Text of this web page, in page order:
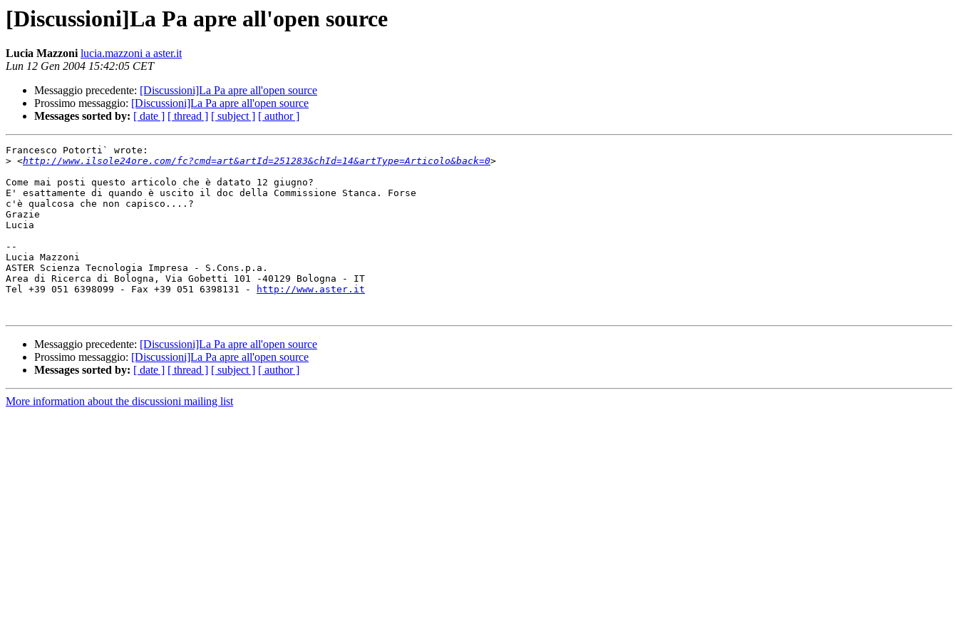
[Discussioni]La Pa apre all'open source
Lucia Mazzoni lucia.mazzoni a aster.it
Lun 12 Gen 2004 15:42:05 CET
Messaggio precedente: [Discussioni]La Pa apre all'open source
Prossimo messaggio: [Discussioni]La Pa apre all'open source
Messages sorted by: [ date ] [ thread ] [ subject ] [ author ]
Francesco Potorti` wrote:
> <http://www.ilsole24ore.com/fc?cmd=art&artId=251283&chId=14&artType=Articolo&back=0
Come mai posti questo articolo che è datato 12 giugno?
E' esattamente di quando è uscito il doc della Commissione Stanca. Forse
c'è qualcosa che non capisco....?
Grazie
Lucia
--
Lucia Mazzoni
ASTER Scienza Tecnologia Impresa - S.Cons.p.a.
Area di Ricerca di Bologna, Via Gobetti 101 -40129 Bologna - IT
Tel +39 051 6398099 - Fax +39 051 6398131 -
http://www.aster.it
Messaggio precedente: [Discussioni]La Pa apre all'open source
Prossimo messaggio: [Discussioni]La Pa apre all'open source
Messages sorted by: [ date ] [ thread ] [ subject ] [ author ]
More information about the discussioni mailing list